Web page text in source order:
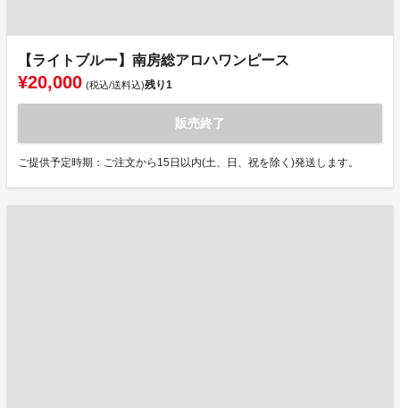
【ライトブルー】南房総アロハワンピース
¥20,000 (税込/送料込)残り1
販売終了
ご提供予定時期：ご注文から15日以内(土、日、祝を除く)発送します。